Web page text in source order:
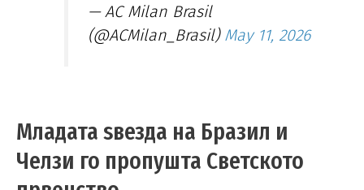
— AC Milan Brasil
(@ACMilan_Brasil) May 11, 2026
Младата ѕвезда на Бразил и
Челзи го пропушта Светското